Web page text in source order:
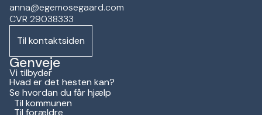
anna@egemosegaard.com
CVR 29038333
Til kontaktsiden
Genveje
Vi tilbyder
Hvad er det hesten kan?
Se hvordan du får hjælp
Til kommunen
Til forældre